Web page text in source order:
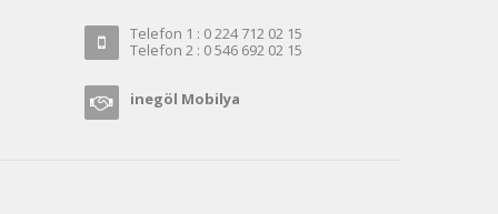
Telefon 1 : 0 224 712 02 15
Telefon 2 : 0 546 692 02 15
inegöl Mobilya